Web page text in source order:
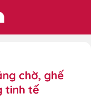
chờ, ghế
tinh tế